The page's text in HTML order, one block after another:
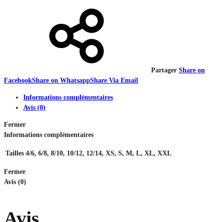
Partager Share on
FacebookShare on WhatsappShare Via Email
Informations complémentaires
Avis (0)
Fermer
Informations complémentaires
Tailles 4/6, 6/8, 8/10, 10/12, 12/14, XS, S, M, L, XL, XXL
Fermer
Avis (0)